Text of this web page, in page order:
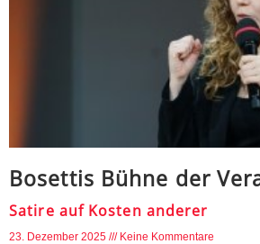
Bosettis Bühne der
Satire auf Kosten anderer
23. Dezember 2025 Keine Kommentare